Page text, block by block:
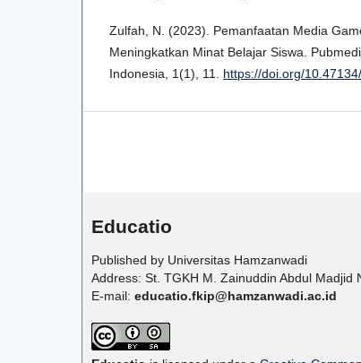
Zulfah, N. (2023). Pemanfaatan Media
Meningkatkan Minat Belajar Siswa.
Indonesia, 1(1), 11. https://doi.org/
Educatio
Published by Universitas Hamzanwadi
Address: St. TGKH M. Zainuddin Abdul
E-mail: educatio.fkip@hamzanwadi.ac.id